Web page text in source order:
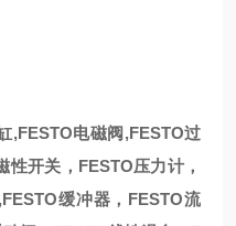
,FESTO电磁阀,FESTO过
开关，FESTO压力计，
缓冲器，FESTO流